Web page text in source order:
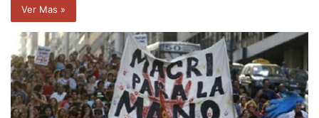
Ver Mas »